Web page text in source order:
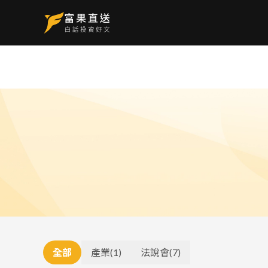
全部 產業(1) 法說會(7)